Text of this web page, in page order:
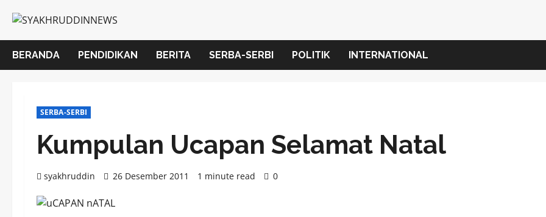
content
BERANDA PENDIDIKAN BERITA SERBA-SERBI POLITIK INTERNATIONAL
SERBA-SERBI
Kumpulan Ucapan Selamat Natal
syakhruddin 26 Desember 2011 1 minute read 0